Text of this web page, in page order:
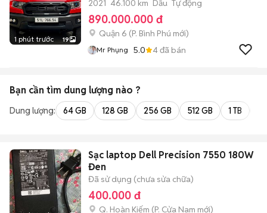
1 phút trước 19
2021 46.100 km Dầu Tự động
890.000.000 đ
Quận 6 (P. Bình Phú mới)
Mr Phụng 5.0 4đã bán
Bạn cần tìm dung lượng nào ?
Dung lượng: 64 GB 128 GB 256 GB 512 GB 1 TB
Sạc laptop Dell Precision 7550 180W
Đen
Đã sử dụng (chưa sửa chữa)
400.000 đ
Q. Hoàn Kiếm (P. Cửa Nam mới)